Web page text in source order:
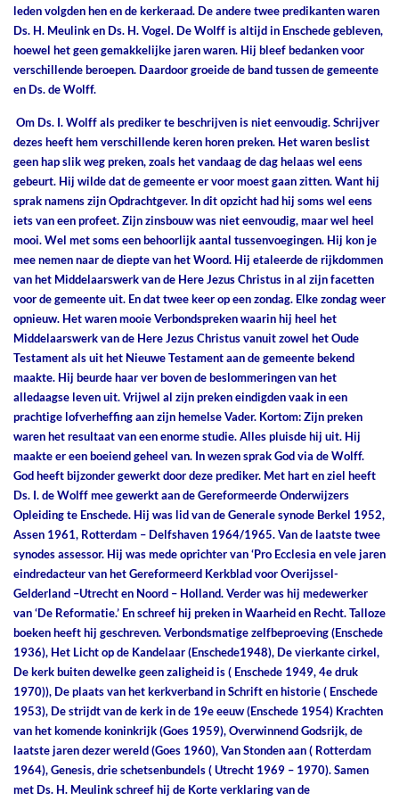
leden volgden hen en de kerkeraad. De andere twee predikanten waren
Ds. H. Meulink en Ds. H. Vogel. De Wolff is altijd in Enschede gebleven,
hoewel het geen gemakkelijke jaren waren. Hij bleef bedanken voor
verschillende beroepen. Daardoor groeide de band tussen de gemeente
en Ds. de Wolff.
Om Ds. I. Wolff als prediker te beschrijven is niet eenvoudig. Schrijver
dezes heeft hem verschillende keren horen preken. Het waren beslist
geen hap slik weg preken, zoals het vandaag de dag helaas wel eens
gebeurt. Hij wilde dat de gemeente er voor moest gaan zitten. Want hij
sprak namens zijn Opdrachtgever. In dit opzicht had hij soms wel eens
iets van een profeet. Zijn zinsbouw was niet eenvoudig, maar wel heel
mooi. Wel met soms een behoorlijk aantal tussenvoegingen. Hij kon je
mee nemen naar de diepte van het Woord. Hij etaleerde de rijkdommen
van het Middelaarswerk van de Here Jezus Christus in al zijn facetten
voor de gemeente uit. En dat twee keer op een zondag. Elke zondag weer
opnieuw. Het waren mooie Verbondspreken waarin hij heel het
Middelaarswerk van de Here Jezus Christus vanuit zowel het Oude
Testament als uit het Nieuwe Testament aan de gemeente bekend
maakte. Hij beurde haar ver boven de beslommeringen van het
alledaagse leven uit. Vrijwel al zijn preken eindigden vaak in een
prachtige lofverheffing aan zijn hemelse Vader. Kortom: Zijn preken
waren het resultaat van een enorme studie. Alles pluisde hij uit. Hij
maakte er een boeiend geheel van. In wezen sprak God via de Wolff.
God heeft bijzonder gewerkt door deze prediker. Met hart en ziel heeft
Ds. I. de Wolff mee gewerkt aan de Gereformeerde Onderwijzers
Opleiding te Enschede. Hij was lid van de Generale synode Berkel 1952,
Assen 1961, Rotterdam – Delfshaven 1964/1965. Van de laatste twee
synodes assessor. Hij was mede oprichter van ‘Pro Ecclesia en vele jaren
eindredacteur van het Gereformeerd Kerkblad voor Overijssel-
Gelderland –Utrecht en Noord – Holland. Verder was hij medewerker
van ‘De Reformatie.’ En schreef hij preken in Waarheid en Recht. Talloze
boeken heeft hij geschreven. Verbondsmatige zelfbeproeving (Enschede
1936), Het Licht op de Kandelaar (Enschede1948), De vierkante cirkel,
De kerk buiten dewelke geen zaligheid is ( Enschede 1949, 4e druk
1970)), De plaats van het kerkverband in Schrift en historie ( Enschede
1953), De strijdt van de kerk in de 19e eeuw (Enschede 1954) Krachten
van het komende koninkrijk (Goes 1959), Overwinnend Godsrijk, de
laatste jaren dezer wereld (Goes 1960), Van Stonden aan ( Rotterdam
1964), Genesis, drie schetsenbundels ( Utrecht 1969 – 1970). Samen
met Ds. H. Meulink schreef hij de Korte verklaring van de